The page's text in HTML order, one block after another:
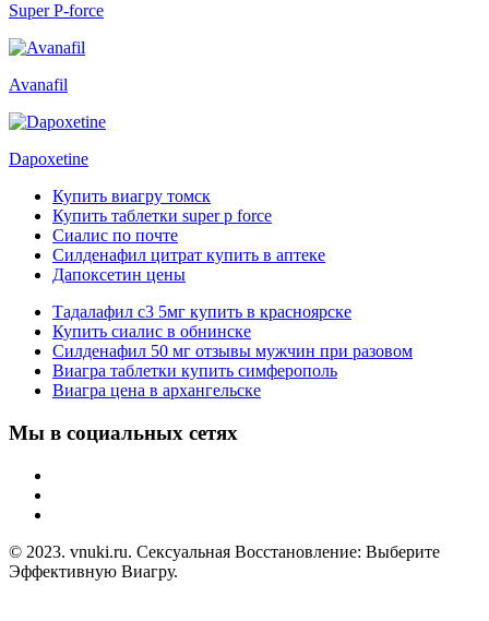
Super P-force
Avanafil
Dapoxetine
Купить виагру томск
Купить таблетки super p force
Сиалис по почте
Силденафил цитрат купить в аптеке
Дапоксетин цены
Тадалафил с3 5мг купить в красноярске
Купить сиалис в обнинске
Силденафил 50 мг отзывы мужчин при разовом
Виагра таблетки купить симферополь
Виагра цена в архангельске
Мы в социальных сетях
© 2023. vnuki.ru. Сексуальная Восстановление: Выберите
Эффективную Виагру.